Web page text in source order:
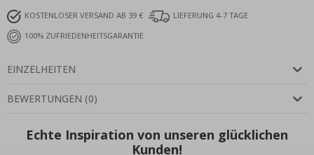
KOSTENLOSER VERSAND AB 39 €
LIEFERUNG 4-7 TAGE
100% ZUFRIEDENHEITSGARANTIE
EINZELHEITEN
BEWERTUNGEN (0)
Echte Inspiration von unseren glücklichen
Kunden!